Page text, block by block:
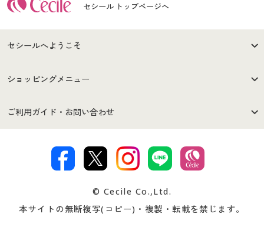
セシール トップページへ
セシールへようこそ
はじめての方へ
セシールご利用規約
著作権・商標について 会社案内
ショッピングメニュー
商品カテゴリ
プレゼント＆キャンペーン サイトマップ
ご利用ガイド・お問い合わせ
交換・返品は お支払は
ついて
忘れの場合
© Cecile Co.,Ltd.
本サイトの無断複写(コピー)・複製・転載を禁じます。